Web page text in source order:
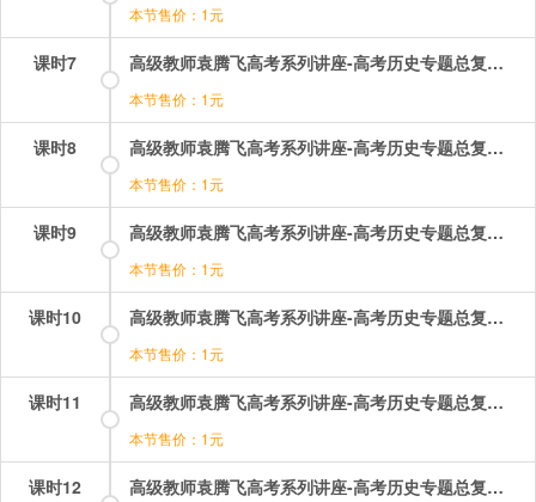
本节售价：1元
课时7 高级教师袁腾飞高考系列讲座-高考历史专题总复习：07.mp4
本节售价：1元
课时8 高级教师袁腾飞高考系列讲座-高考历史专题总复习：08.mp4
本节售价：1元
课时9 高级教师袁腾飞高考系列讲座-高考历史专题总复习：09.mp4
本节售价：1元
课时10 高级教师袁腾飞高考系列讲座-高考历史专题总复习：10.mp4
本节售价：1元
课时11 高级教师袁腾飞高考系列讲座-高考历史专题总复习：11.mp4
本节售价：1元
课时12 高级教师袁腾飞高考系列讲座-高考历史专题总复习：12.mp4